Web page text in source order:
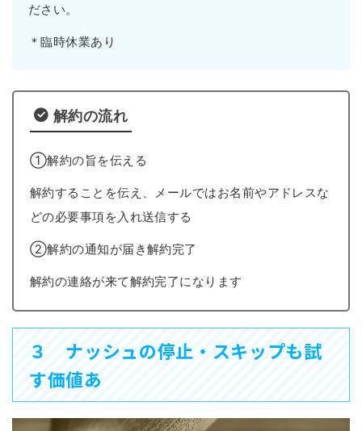
ださい。
＊臨時休業あり
解約の流れ
①解約の旨を伝える
解約することを伝え、メールではお名前やアドレスな
どの必要事項を入れ送信する
②解約の通知が届き解約完了
解約の連絡が来て解約完了になります
３ ナッシュの停止・スキップも試
す価値あ